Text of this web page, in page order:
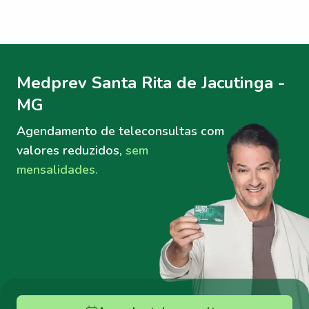
Medprev Santa Rita de Jacutinga -
MG
Agendamento de teleconsultas com
valores reduzidos, sem
mensalidades.